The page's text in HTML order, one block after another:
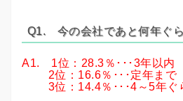
Q1. 今の会社であと何年ぐ
A1. 1位：28.3％･･･3年以内
2位：16.6％･･･定年まで
3位：14.4％･･･4～5年ぐ